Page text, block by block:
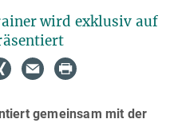
wird exklusiv auf
gemeinsam mit der